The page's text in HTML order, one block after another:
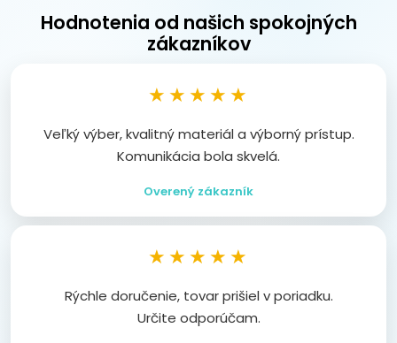
Hodnotenia od našich spokojných
zákazníkov
★★★★★
Veľký výber, kvalitný materiál a výborný prístup.
Komunikácia bola skvelá.
Overený zákazník
★★★★★
Rýchle doručenie, tovar prišiel v poriadku.
Určite odporúčam.